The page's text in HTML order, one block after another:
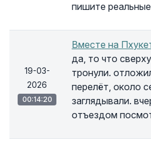
пишите
19-03-
2026
00:14:20
Вместе на
да, то что
тронули.
перелёт, около
заглядывали.
отъездом